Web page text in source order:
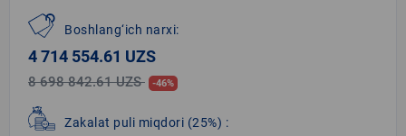
Boshlang‘ich narxi:
4 714 554.61 UZS
8 698 842.61 UZS -46%
Zakalat puli miqdori (25%) :